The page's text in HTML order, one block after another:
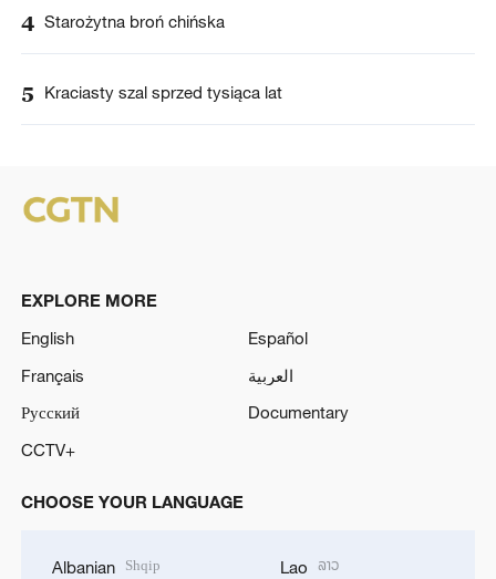
4 Starożytna broń chińska
5 Kraciasty szal sprzed tysiąca lat
EXPLORE MORE
English
Español
Français
العربية
Русский
Documentary
CCTV+
CHOOSE YOUR LANGUAGE
Albanian Shqip Lao ລາວ